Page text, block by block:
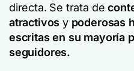
directa. Se trata de
atractivos y poderosas
escritas en su mayoría
seguidores.